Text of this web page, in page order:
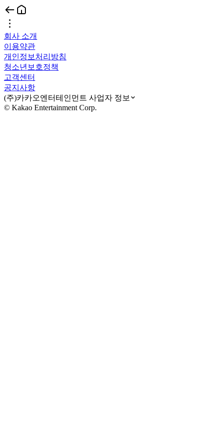
회사 소개
이용약관
개인정보처리방침
청소년보호정책
고객센터
공지사항
(주)카카오엔터테인먼트 사업자 정보
© Kakao Entertainment Corp.